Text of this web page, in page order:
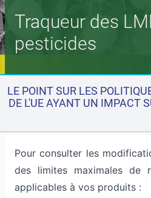
Traqueur des
pesticides
LE POINT SUR LES
DE L'UE AYANT UN IMPACT
Pour consulter les
des limites maximales de
applicables à vos produits :